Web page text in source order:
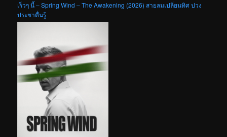
เร็วๆ นี้ – Spring Wind – The Awakening (2026) สายลมเปลี่ยนทิศ ปวง
ประชาตื่นรู้